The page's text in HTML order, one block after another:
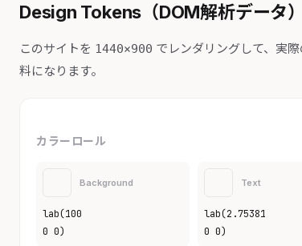
Design Tokens（DOM解析データ）
このサイトを 1440×900 でレンダリングして、実
料になります。
カラーロール
Background
lab(100
0 0)
Text
lab(2.75381
0 0)